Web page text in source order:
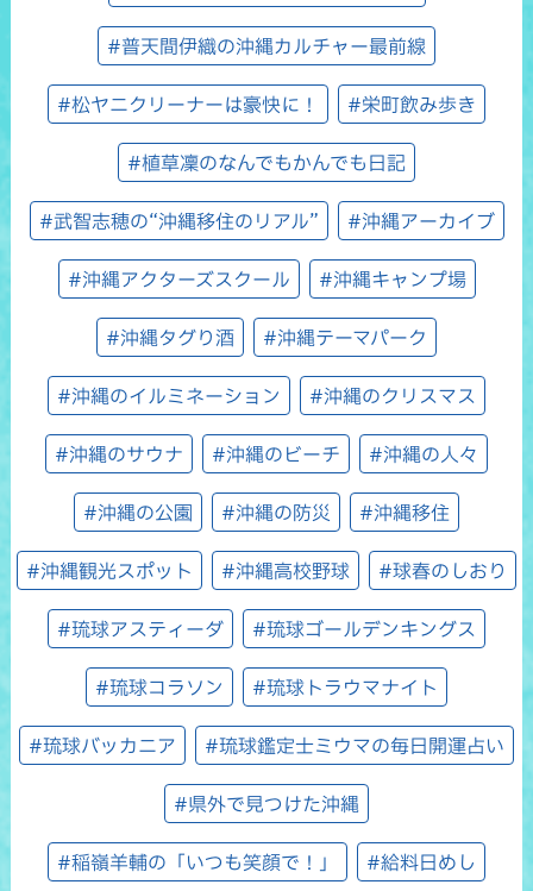
#普天間伊織の沖縄カルチャー最前線
#松ヤニクリーナーは豪快に！ #栄町飲み歩き
#植草凜のなんでもかんでも日記
#武智志穂の“沖縄移住のリアル” #沖縄アーカイブ
#沖縄アクターズスクール #沖縄キャンプ場
#沖縄タグり酒 #沖縄テーマパーク
#沖縄のイルミネーション #沖縄のクリスマス
#沖縄のサウナ #沖縄のビーチ #沖縄の人々
#沖縄の公園 #沖縄の防災 #沖縄移住
#沖縄観光スポット #沖縄高校野球 #球春のしおり
#琉球アスティーダ #琉球ゴールデンキングス
#琉球コラソン #琉球トラウマナイト
#琉球バッカニア #琉球鑑定士ミウマの毎日開運占い
#県外で見つけた沖縄
#稲嶺羊輔の「いつも笑顔で！」 #給料日めし